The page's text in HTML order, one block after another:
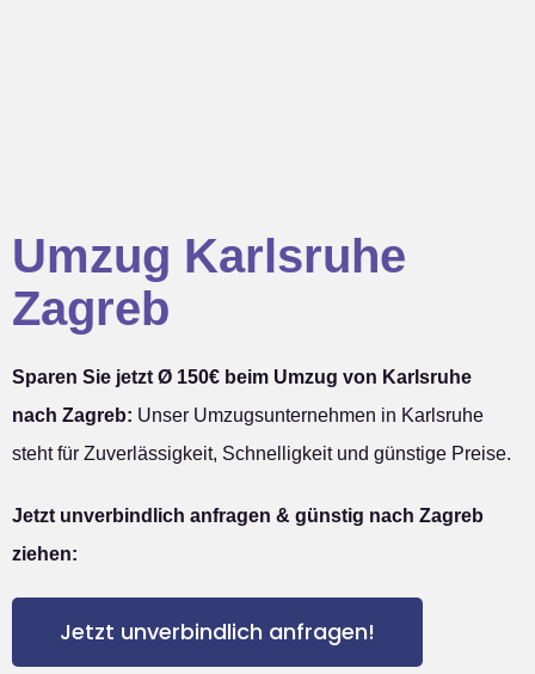
Umzug Karlsruhe
Zagreb
Sparen Sie jetzt Ø 150€ beim Umzug von Karlsruhe
nach Zagreb: Unser Umzugsunternehmen in Karlsruhe
steht für Zuverlässigkeit, Schnelligkeit und günstige Preise.
Jetzt unverbindlich anfragen & günstig nach Zagreb
ziehen:
Jetzt unverbindlich anfragen!